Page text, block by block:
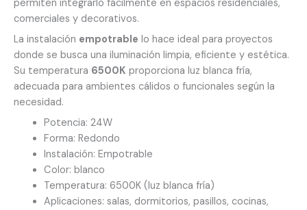
permiten integrarlo fácilmente en espacios residenciales,
comerciales y decorativos.
La instalación empotrable lo hace ideal para proyectos
donde se busca una iluminación limpia, eficiente y estética.
Su temperatura 6500K proporciona luz blanca fría,
adecuada para ambientes cálidos o funcionales según la
necesidad.
Potencia: 24W
Forma: Redondo
Instalación: Empotrable
Color: blanco
Temperatura: 6500K (luz blanca fría)
Aplicaciones: salas, dormitorios, pasillos, cocinas,